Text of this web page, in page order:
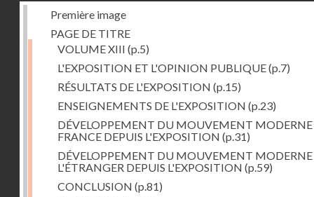
Première image
PAGE DE TITRE
VOLUME XIII (p.5)
L'EXPOSITION ET L'OPINION PUBLIQUE(p.7)
RÉSULTATS DE L'EXPOSITION (p.15)
ENSEIGNEMENTS DE L'EXPOSITION (p.23)
DÉVELOPPEMENT DU MOUVEMENT
FRANCE DEPUIS L'EXPOSITION (p.31)
DÉVELOPPEMENT DU MOUVEMENT
L'ÉTRANGER DEPUIS L'EXPOSITION (p.59)
CONCLUSION (p.81)